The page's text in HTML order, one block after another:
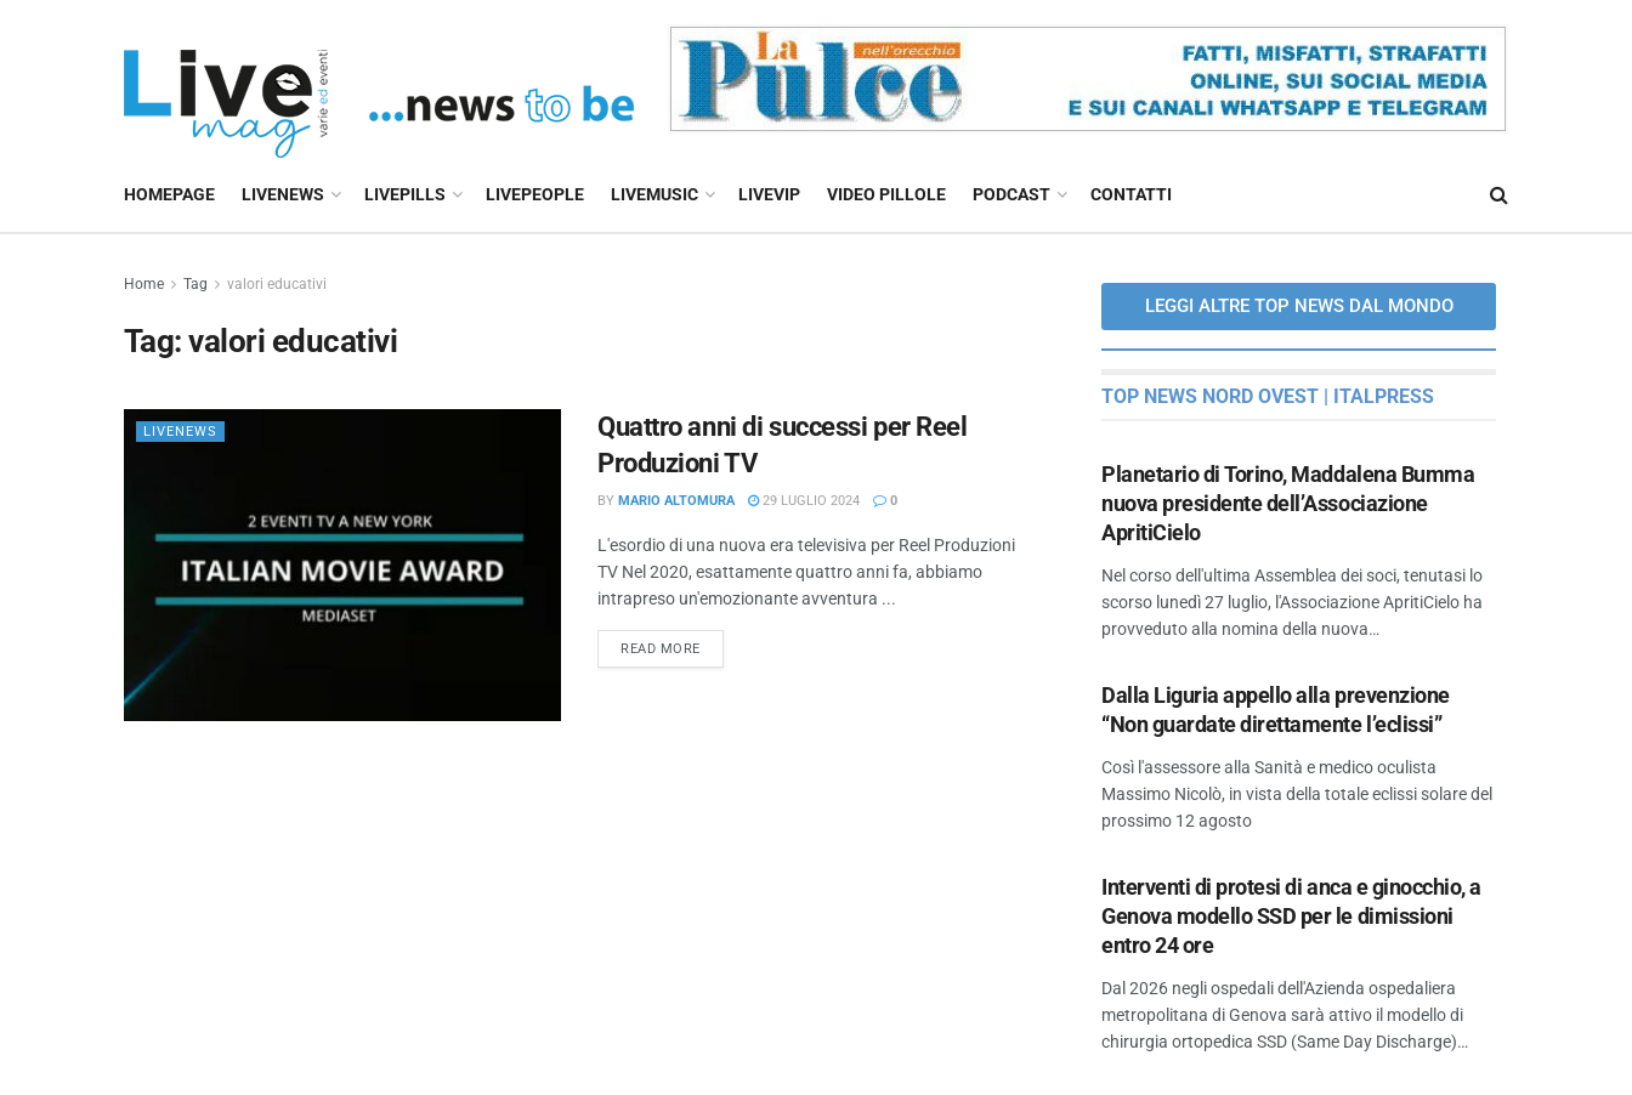
HOMEPAGE LIVENEWS LIVEPILLS LIVEPEOPLE LIVEMUSIC LIVEVIP VIDEO PILLOLE PODCAST CONTATTI
Home Tag valori educativi
Tag:valori educativi
LIVENEWS
Quattro anni di successi per Reel
Produzioni TV
BY MARIO ALTOMURA 29 LUGLIO 2024 0
L'esordio di una nuova era televisiva per Reel Produzioni
TV Nel 2020, esattamente quattro anni fa, abbiamo
intrapreso un'emozionante avventura ...
READ MORE
LEGGI ALTRE TOP NEWS DAL MONDO
TOP NEWS NORD OVEST | ITALPRESS
Planetario di Torino, Maddalena Bumma
nuova presidente dell’Associazione
ApritiCielo
Nel corso dell'ultima Assemblea dei soci, tenutasi lo
scorso lunedì 27 luglio, l'Associazione ApritiCielo ha
provveduto alla nomina della nuova…
Dalla Liguria appello alla prevenzione
“Non guardate direttamente l’eclissi”
Così l'assessore alla Sanità e medico oculista
Massimo Nicolò, in vista della totale eclissi solare del
prossimo 12 agosto
Interventi di protesi di anca e ginocchio, a
Genova modello SSD per le dimissioni
entro 24 ore
Dal 2026 negli ospedali dell'Azienda ospedaliera
metropolitana di Genova sarà attivo il modello di
chirurgia ortopedica SSD (Same Day Discharge)…